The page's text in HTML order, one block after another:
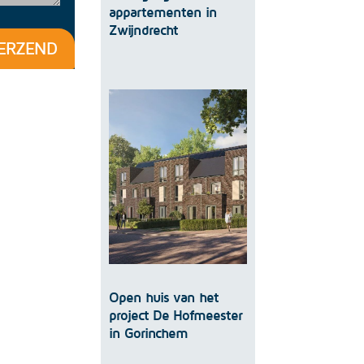
appartementen in
Zwijndrecht
Open huis van het
project De Hofmeester
in Gorinchem